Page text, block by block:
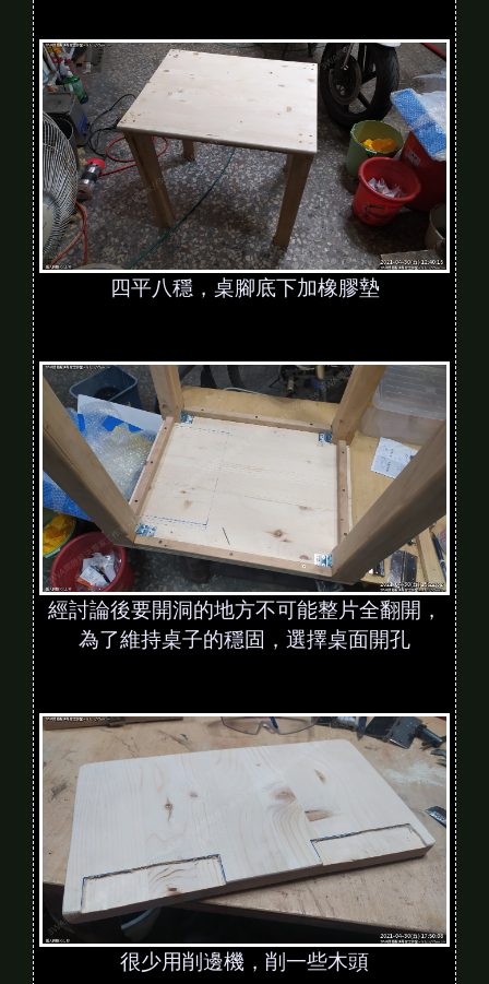
四平八穩，桌腳底下加橡膠墊
經討論後要開洞的地方不可能整片全翻開，
為了維持桌子的穩固，選擇桌面開孔
很少用削邊機，削一些木頭